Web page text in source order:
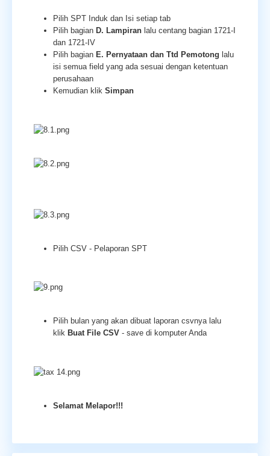
Pilih SPT Induk dan Isi setiap tab
Pilih bagian D. Lampiran lalu centang bagian 1721-I
dan 1721-IV
Pilih bagian E. Pernyataan dan Ttd Pemotong lalu
isi semua field yang ada sesuai dengan ketentuan
perusahaan
Kemudian klik Simpan
Pilih CSV - Pelaporan SPT
Pilih bulan yang akan dibuat laporan csvnya lalu
klik Buat File CSV - save di komputer Anda
Selamat Melapor!!!